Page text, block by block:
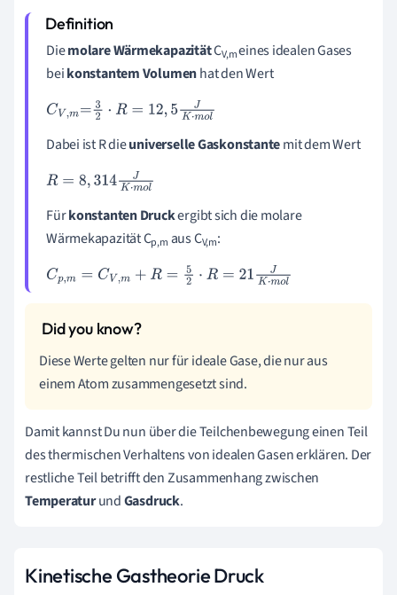
Diemolare WärmekapazitätCV,meines idealen Gases
beikonstantem Volumenhat den Wert
CV,m=32·R = 12, 5J K·mol
Dabei ist R dieuniverselle Gaskonstantemit dem Wert
R= 8,314JK·mol
Fürkonstanten Druckergibt sich die molare
Wärmekapazität Cp,m aus CV,m:
Cp,m =CV ,m+R= 52 R= 21 JK· mol
Diese Werte gelten nur für ideale Gase, die nur aus
einem Atom zusammengesetzt sind.
Damit kannst Du nun über die Teilchenbewegung einen Teil
des thermischen Verhaltens von idealen Gasen erklären. Der
restliche Teil betrifft den Zusammenhang zwischen
TemperaturundGasdruck.
Kinetische Gastheorie Druck